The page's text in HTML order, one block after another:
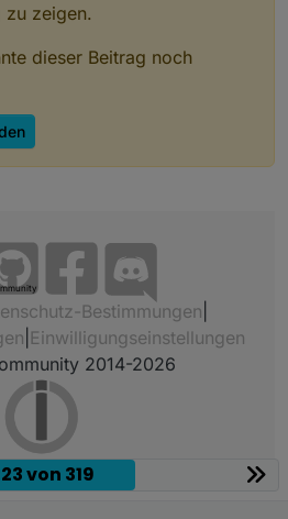
zu zeigen.
dieser Beitrag noch
Bestimmungen
Einwilligungseinstellungen
2014-2026
von 319